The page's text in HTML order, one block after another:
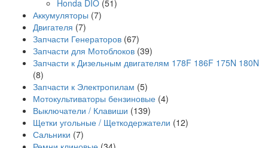
Honda DIO (51)
Аккумуляторы (7)
Двигателя (7)
Запчасти Генераторов (67)
Запчасти для Мотоблоков (39)
Запчасти к Дизельным двигателям 178F 186F 175N 180N
(8)
Запчасти к Электропилам (5)
Мотокультиваторы бензиновые (4)
Выключатели / Клавиши (139)
Щетки угольные / Щеткодержатели (12)
Сальники (7)